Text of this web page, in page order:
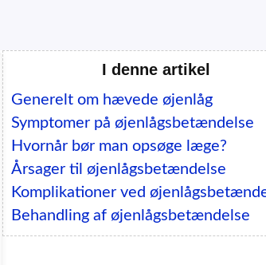
I denne artikel
Generelt om hævede øjenlåg
Symptomer på øjenlågsbetændelse
Hvornår bør man opsøge læge?
Årsager til øjenlågsbetændelse
Komplikationer ved
Behandling af øjenlågsbetændelse